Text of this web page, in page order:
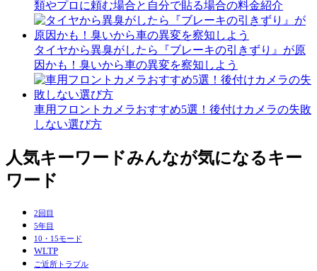
類やプロに頼む場合と自分で貼る場合の料金紹介
タイヤから異臭がしたら『ブレーキの引きずり』が原
因かも！臭いから車の異変を察知しよう
車用フロントカメラおすすめ5選！後付けカメラの失敗
しない選び方
人気キーワードみんなが気になるキー
ワード
2回目
5年目
10・15モード
WLTP
ご近所トラブル